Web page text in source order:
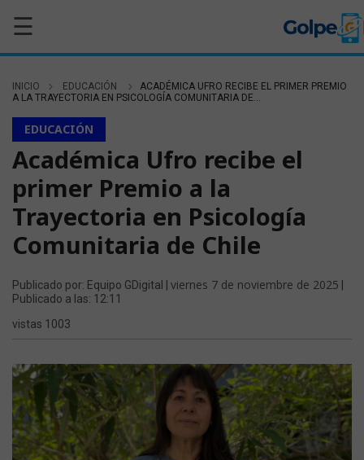
☰
INICIO EDUCACIÓN
ACADÉMICA UFRO RECIBE EL PRIMER PREMIO
A LA TRAYECTORIA EN PSICOLOGÍA COMUNITARIA DE...
EDUCACIÓN
Académica Ufro recibe el
primer Premio a la
Trayectoria en Psicología
Comunitaria de Chile
Publicado por: Equipo GDigital | viernes 7 de noviembre de 2025
Publicado a las: 12:11
vistas 1003